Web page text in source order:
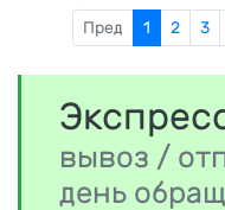
Пред 1 2 3
вывоз /
день